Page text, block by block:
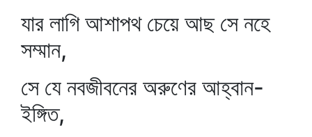
যার লাগি আশাপথ চেয়ে আছ সে নহে
সম্মান,
সে যে নবজীবনের অরুণের আহ্বান-
ইঙ্গিত,